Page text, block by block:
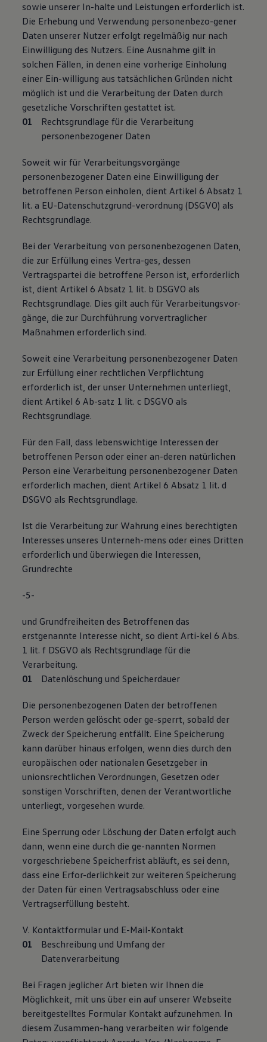
sowie unserer In-halte und Leistungen erforderlich ist.
Die Erhebung und Verwendung personenbezo-gener
Daten unserer Nutzer erfolgt regelmäßig nur nach
Einwilligung des Nutzers. Eine Ausnahme gilt in
solchen Fällen, in denen eine vorherige Einholung
einer Ein-willigung aus tatsächlichen Gründen nicht
möglich ist und die Verarbeitung der Daten durch
gesetzliche Vorschriften gestattet ist.
Rechtsgrundlage für die Verarbeitung
personenbezogener Daten
Soweit wir für Verarbeitungsvorgänge
personenbezogener Daten eine Einwilligung der
betroffenen Person einholen, dient Artikel 6 Absatz 1
lit. a EU-Datenschutzgrund-verordnung (DSGVO) als
Rechtsgrundlage.
Bei der Verarbeitung von personenbezogenen Daten,
die zur Erfüllung eines Vertra-ges, dessen
Vertragspartei die betroffene Person ist, erforderlich
ist, dient Artikel 6 Absatz 1 lit. b DSGVO als
Rechtsgrundlage. Dies gilt auch für Verarbeitungsvor-
gänge, die zur Durchführung vorvertraglicher
Maßnahmen erforderlich sind.
Soweit eine Verarbeitung personenbezogener Daten
zur Erfüllung einer rechtlichen Verpflichtung
erforderlich ist, der unser Unternehmen unterliegt,
dient Artikel 6 Ab-satz 1 lit. c DSGVO als
Rechtsgrundlage.
Für den Fall, dass lebenswichtige Interessen der
betroffenen Person oder einer an-deren natürlichen
Person eine Verarbeitung personenbezogener Daten
erforderlich machen, dient Artikel 6 Absatz 1 lit. d
DSGVO als Rechtsgrundlage.
Ist die Verarbeitung zur Wahrung eines berechtigten
Interesses unseres Unterneh-mens oder eines Dritten
erforderlich und überwiegen die Interessen,
Grundrechte
-5-
und Grundfreiheiten des Betroffenen das
erstgenannte Interesse nicht, so dient Arti-kel 6 Abs.
1 lit. f DSGVO als Rechtsgrundlage für die
Verarbeitung.
Datenlöschung und Speicherdauer
Die personenbezogenen Daten der betroffenen
Person werden gelöscht oder ge-sperrt, sobald der
Zweck der Speicherung entfällt. Eine Speicherung
kann darüber hinaus erfolgen, wenn dies durch den
europäischen oder nationalen Gesetzgeber in
unionsrechtlichen Verordnungen, Gesetzen oder
sonstigen Vorschriften, denen der Verantwortliche
unterliegt, vorgesehen wurde.
Eine Sperrung oder Löschung der Daten erfolgt auch
dann, wenn eine durch die ge-nannten Normen
vorgeschriebene Speicherfrist abläuft, es sei denn,
dass eine Erfor-derlichkeit zur weiteren Speicherung
der Daten für einen Vertragsabschluss oder eine
Vertragserfüllung besteht.
V. Kontaktformular und E-Mail-Kontakt
Beschreibung und Umfang der
Datenverarbeitung
Bei Fragen jeglicher Art bieten wir Ihnen die
Möglichkeit, mit uns über ein auf unserer Webseite
bereitgestelltes Formular Kontakt aufzunehmen. In
diesem Zusammen-hang verarbeiten wir folgende